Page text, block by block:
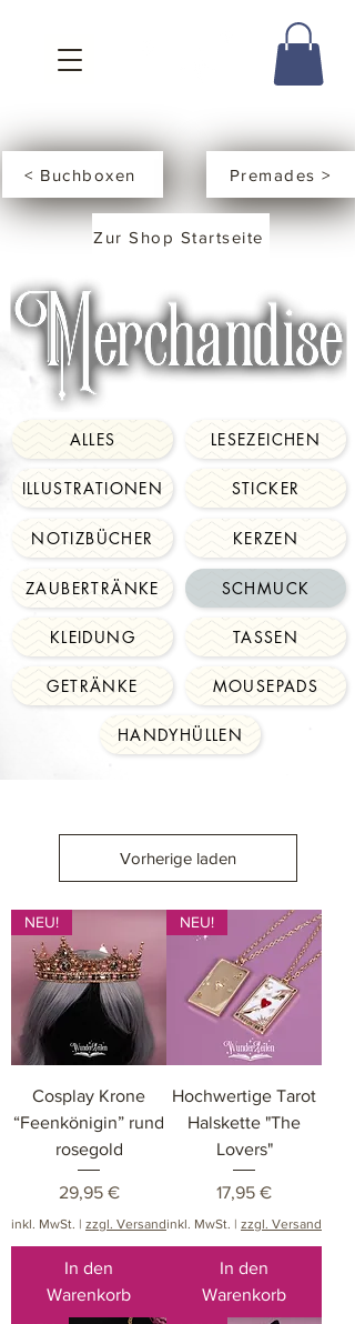
< Buchboxen Premades >
Zur Shop Startseite
ALLES LESEZEICHEN
ILLUSTRATIONEN STICKER
NOTIZBÜCHER KERZEN
ZAUBERTRÄNKE SCHMUCK
KLEIDUNG TASSEN
GETRÄNKE MOUSEPADS
HANDYHÜLLEN
Vorherige laden
NEU!
Cosplay Krone
“Feenkönigin” rund
rosegold
Preis
29,95 €
inkl. MwSt. | zzgl. Versand
In den
Warenkorb
NEU!
Hochwertige Tarot
Halskette "The
Lovers"
Preis
17,95 €
inkl. MwSt. | zzgl. Versand
In den
Warenkorb